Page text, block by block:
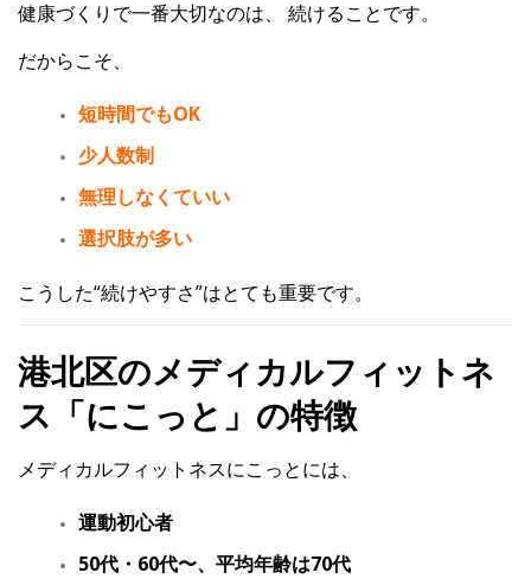
健康づくりで一番大切なのは、 続けることです。
だからこそ、
短時間でもOK
少人数制
無理しなくていい
選択肢が多い
こうした“続けやすさ”はとても重要です。
港北区のメディカルフィットネ
ス「にこっと」の特徴
メディカルフィットネスにこっとには、
運動初心者
50代・60代〜、平均年齢は70代